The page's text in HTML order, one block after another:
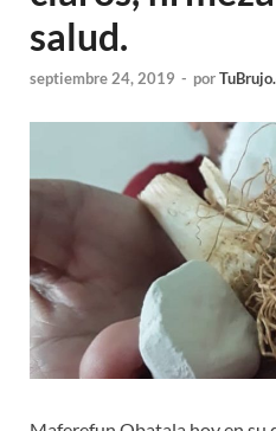
salud.
septiembre 24, 2019 - por